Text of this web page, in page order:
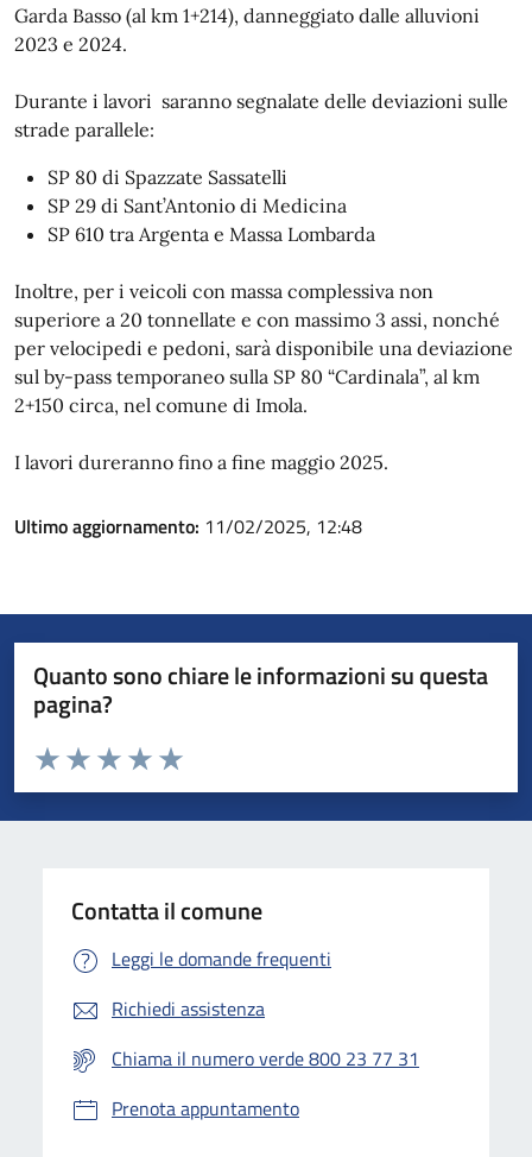
Garda Basso (al km 1+214), danneggiato dalle alluvioni
2023 e 2024.
Durante i lavori saranno segnalate delle deviazioni sulle
strade parallele:
SP 80 di Spazzate Sassatelli
SP 29 di Sant’Antonio di Medicina
SP 610 tra Argenta e Massa Lombarda
Inoltre, per i veicoli con massa complessiva non
superiore a 20 tonnellate e con massimo 3 assi, nonché
per velocipedi e pedoni, sarà disponibile una deviazione
sul by-pass temporaneo sulla SP 80 “Cardinala”, al km
2+150 circa, nel comune di Imola.
I lavori dureranno fino a fine maggio 2025.
Ultimo aggiornamento: 11/02/2025, 12:48
Quanto sono chiare le informazioni su questa
pagina?
Valuta da 1 a 5 stelle la pagina
Valuta 5 stelle su 5
Valuta 4 stelle su 5
Valuta 3 stelle su 5
Valuta 2 stelle su 5
Valuta 1 stelle su 5
Contatta il comune
Leggi le domande frequenti
Richiedi assistenza
Chiama il numero verde 800 23 77 31
Prenota appuntamento